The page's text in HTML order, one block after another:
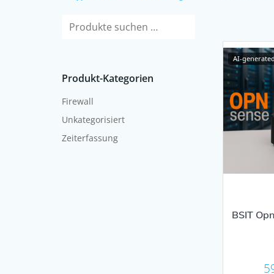
Suche
Produkt-Kategorien
Firewall
Unkategorisiert
Zeiterfassung
AI-generated
BSIT